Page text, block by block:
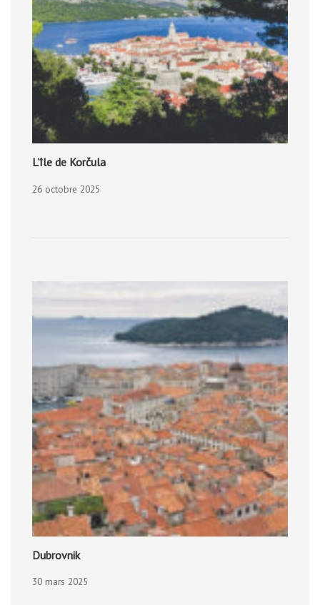
L’île de Korčula
26 octobre 2025
Dubrovnik
30 mars 2025